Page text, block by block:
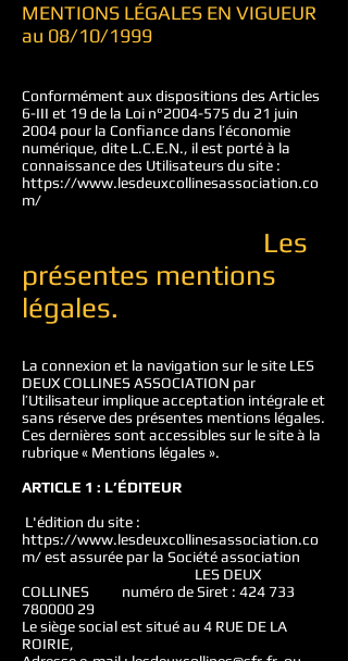
MENTIONS LÉGALES EN VIGUEUR
au 08/10/1999
Conformément aux dispositions des Articles
6-III et 19 de la Loi n°2004-575 du 21 juin
2004 pour la Confiance dans l’économie
numérique, dite L.C.E.N., il est porté à la
connaissance des Utilisateurs du site :
https://www.lesdeuxcollinesassociation.co
m/
Les
présentes mentions
légales.
La connexion et la navigation sur le site LES
DEUX COLLINES ASSOCIATION par
l’Utilisateur implique acceptation intégrale et
sans réserve des présentes mentions légales.
Ces dernières sont accessibles sur le site à la
rubrique « Mentions légales ».
ARTICLE 1 : L’ÉDITEUR
L'édition du site :
https://www.lesdeuxcollinesassociation.co
m/est assurée par la Société association
LES DEUX
COLLINES numéro de Siret : 424 733
780000 29
Le siège social est situé au 4 RUE DE LA
ROIRIE,